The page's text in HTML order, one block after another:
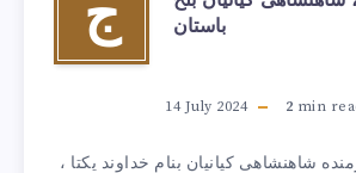
ج
باستان
14 July 2024 2 min
شاهنشاهی کیانیان بنام خداوند یکتا ،